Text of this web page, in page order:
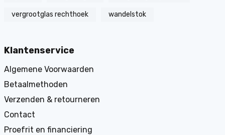
vergrootglas rechthoek wandelstok
Klantenservice
Algemene Voorwaarden
Betaalmethoden
Verzenden & retourneren
Contact
Proefrit en financiering